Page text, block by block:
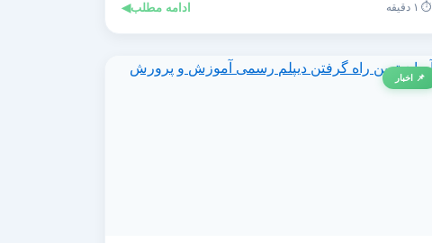
⏱️ ۱ دقیقه ادامه مطلب◀
📌 اخبار